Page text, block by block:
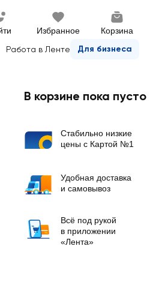
Избранное Корзина
Работа в Ленте Для бизнеса
В корзине пока пусто
Стабильно низкие
цены с Картой №1
Удобная доставка
и самовывоз
Всё под рукой
в приложении
«Лента»